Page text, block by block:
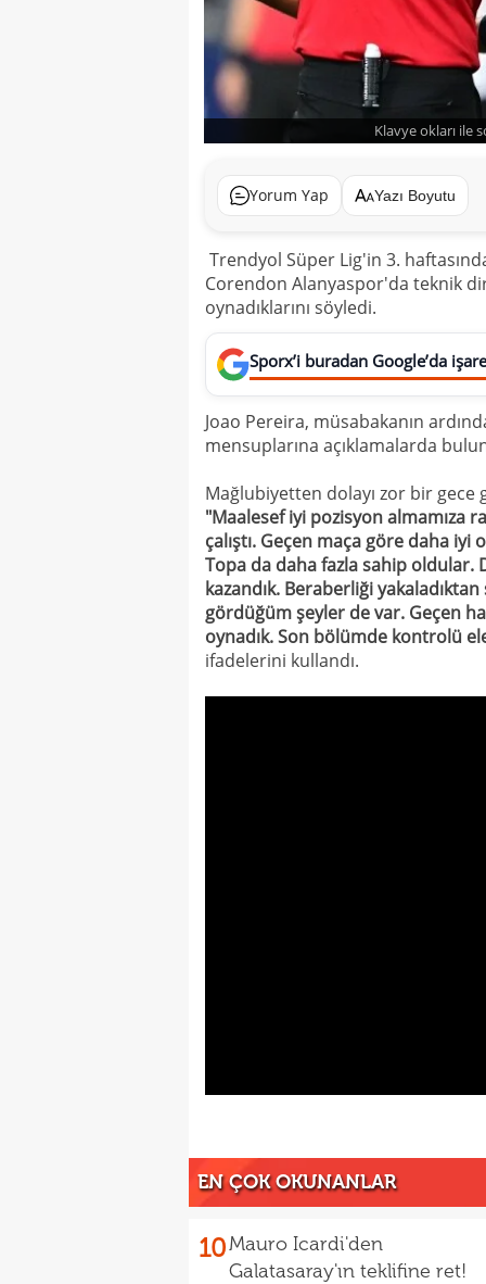
Klavye okları ile
Yorum Yap Yazı Boyutu
Trendyol Süper Lig'in 3.
Corendon Alanyaspor'da teknik
oynadıklarını söyledi.
Sporx’i buradan Google’da
Joao Pereira, müsabakanın
mensuplarına açıklamalarda
Mağlubiyetten dolayı zor bir
"Maalesef iyi pozisyon almamıza
çalıştı. Geçen maça göre daha
Topa da daha fazla sahip
kazandık. Beraberliği
gördüğüm şeyler de var. Geçen
oynadık. Son bölümde kontrolü
ifadelerini kullandı.
EN ÇOK OKUNANLAR
10Mauro Icardi'den
Galatasaray'ın teklifine ret!